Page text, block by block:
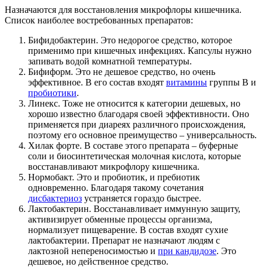
Назначаются для восстановления микрофлоры кишечника.
Список наиболее востребованных препаратов:
Бифидобактерин. Это недорогое средство, которое
применимо при кишечных инфекциях. Капсулы нужно
запивать водой комнатной температуры.
Бифиформ. Это не дешевое средство, но очень
эффективное. В его состав входят витамины группы В и
пробиотики.
Линекс. Тоже не относится к категории дешевых, но
хорошо известно благодаря своей эффективности. Оно
применяется при диареях различного происхождения,
поэтому его основное преимущество – универсальность.
Хилак форте. В составе этого препарата – буферные
соли и биосинтетическая молочная кислота, которые
восстанавливают микрофлору кишечника.
Нормобакт. Это и пробиотик, и пребиотик
одновременно. Благодаря такому сочетания
дисбактериоз устраняется гораздо быстрее.
Лактобактерин. Восстанавливает иммунную защиту,
активизирует обменные процессы организма,
нормализует пищеварение. В состав входят сухие
лактобактерии. Препарат не назначают людям с
лактозной непереносимостью и при кандидозе. Это
дешевое, но действенное средство.